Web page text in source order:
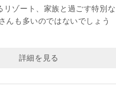
ゾート、家族と過ごす特別な
んも多いのではないでしょう
詳細を見る